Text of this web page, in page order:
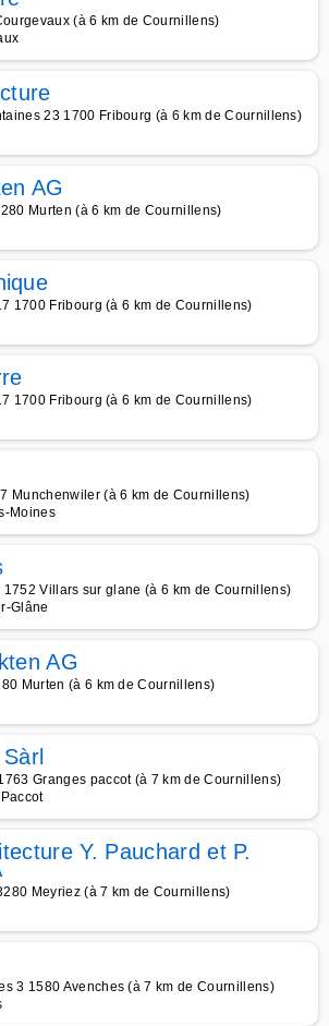
(à 6 km de Cournillens)
23 1700 Fribourg (à 6 km de Cournillens)
AG
Murten (à 6 km de Cournillens)
1700 Fribourg (à 6 km de Cournillens)
1700 Fribourg (à 6 km de Cournillens)
Munchenwiler (à 6 km de Cournillens)
Moines
Villars sur glane (à 6 km de Cournillens)
Glâne
AG
Murten (à 6 km de Cournillens)
Granges paccot (à 7 km de Cournillens)
Y. Pauchard et P.
Meyriez (à 7 km de Cournillens)
3 1580 Avenches (à 7 km de Cournillens)